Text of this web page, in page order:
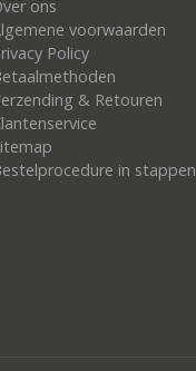
ons
voorwaarden
Policy
& Retouren
in stappen